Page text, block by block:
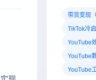
带货变现（
TikTok冷
YouTube
YouTube
YouTube